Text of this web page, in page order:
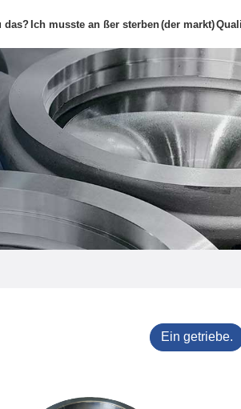
das?Ich musste an ßer sterben(der markt)
Ein getriebe.